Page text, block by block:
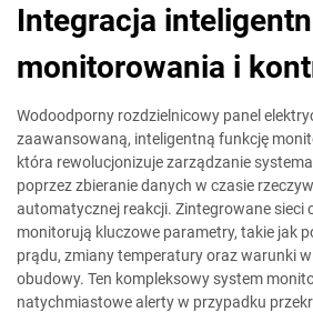
Integracja
monitorowania i
Wodoodporny rozdzielnicowy panel
zaawansowaną, inteligentną funkcję
która rewolucjonizuje zarządzanie
poprzez zbieranie danych w czasie
automatycznej reakcji. Zintegrowane sieci
monitorują kluczowe parametry, takie jak
prądu, zmiany temperatury oraz warunki
obudowy. Ten kompleksowy system
natychmiastowe alerty w przypadku